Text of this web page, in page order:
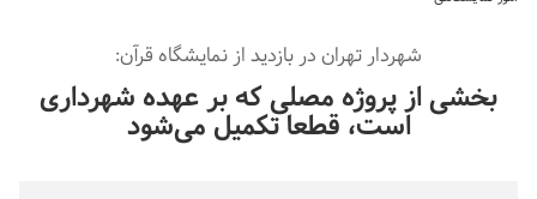
معظم انقلاب
گزارش تصویری| مراسم نماز بر پیکر امام شهید انقلاب اسلامی ایران
گزارش تصویری| مراسم بزرگداشت آقای شهید ایران
شهردار تهران در بازدید از نمایشگاه قرآن:
بخشی از پروژه مصلی که بر عهده شهرداری
است، قطعا تکمیل می‌شود